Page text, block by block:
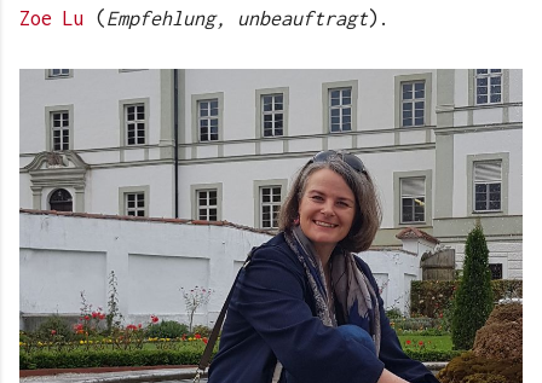
Zoe Lu (Empfehlung, unbeauftragt).